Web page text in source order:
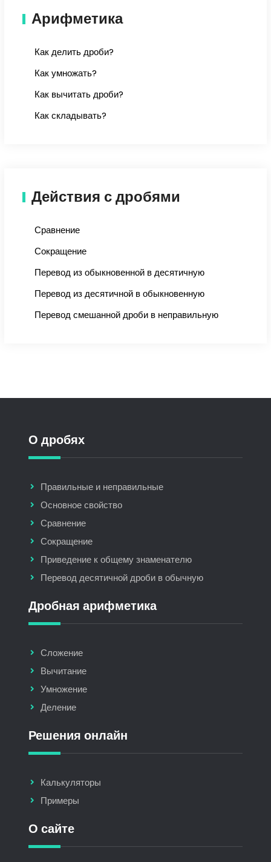
Арифметика
Как делить дроби?
Как умножать?
Как вычитать дроби?
Как складывать?
Действия с дробями
Сравнение
Сокращение
Перевод из обыкновенной в десятичную
Перевод из десятичной в обыкновенную
Перевод смешанной дроби в неправильную
О дробях
Правильные и неправильные
Основное свойство
Сравнение
Сокращение
Приведение к общему знаменателю
Перевод десятичной дроби в обычную
Дробная арифметика
Сложение
Вычитание
Умножение
Деление
Решения онлайн
Калькуляторы
Примеры
О сайте